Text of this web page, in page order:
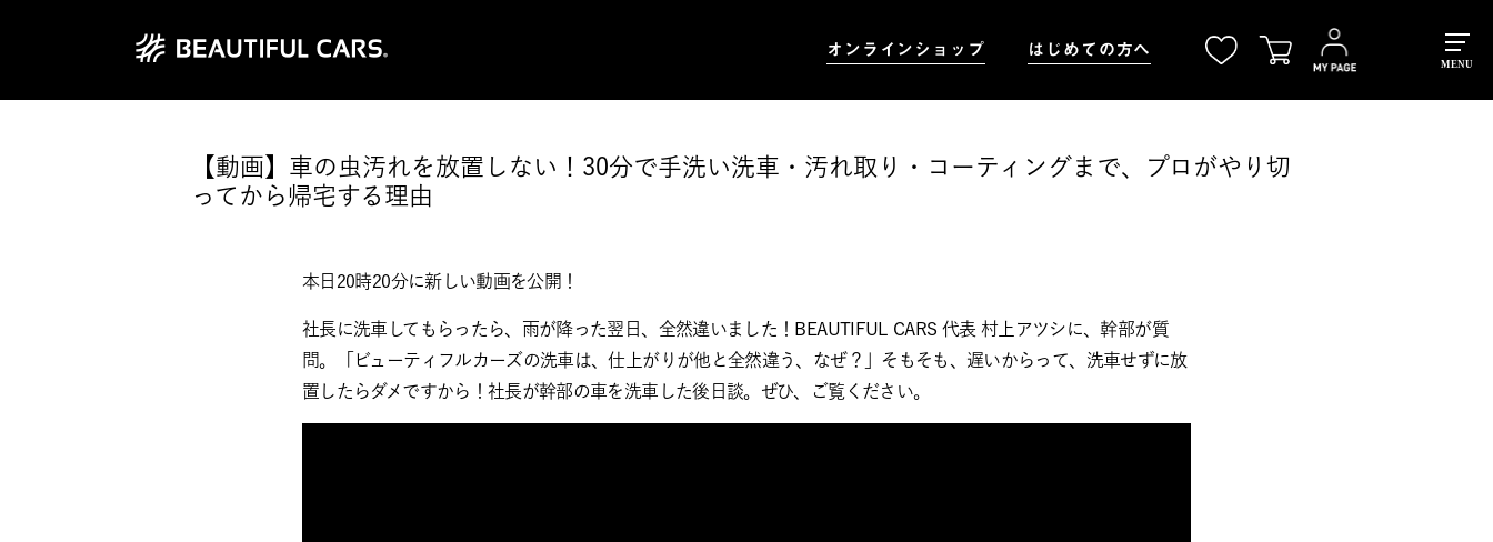
オンラインショップ はじめての方へ
MENU
【動画】車の虫汚れを放置しない！30分で手洗い洗車・汚れ取り・コーティングまで、プロがやり切
ってから帰宅する理由
本日20時20分に新しい動画を公開！
社長に洗車してもらったら、雨が降った翌日、全然違いました！BEAUTIFUL CARS 代表 村上アツシに、幹部が質
問。「ビューティフルカーズの洗車は、仕上がりが他と全然違う、なぜ？」そもそも、遅いからって、洗車せずに放
置したらダメですから！社長が幹部の車を洗車した後日談。ぜひ、ご覧ください。